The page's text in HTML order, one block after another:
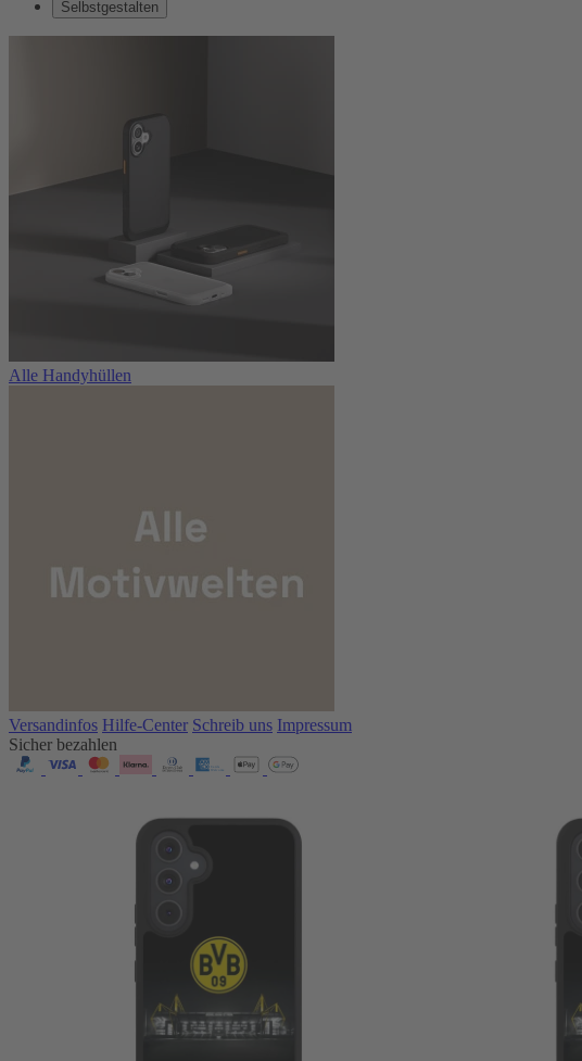
Selbstgestalten
Alle Handyhüllen
Versandinfos Hilfe-Center Schreib uns Impressum
Sicher bezahlen